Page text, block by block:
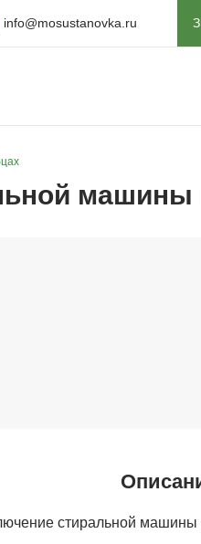
info@mosustanovka.ru
машины
стиральной машины